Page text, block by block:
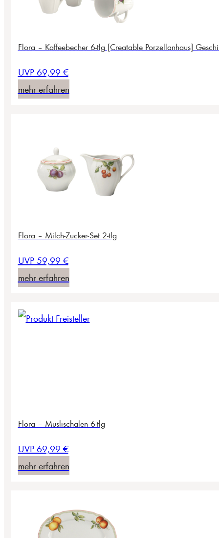
Flora – Kaffeebecher 6-tlg [Creatable Porzellanhaus]
UVP 69,99 €
mehr erfahren
Flora – Milch-Zucker-Set 2-tlg
UVP 59,99 €
mehr erfahren
Flora – Müslischalen 6-tlg
UVP 69,99 €
mehr erfahren